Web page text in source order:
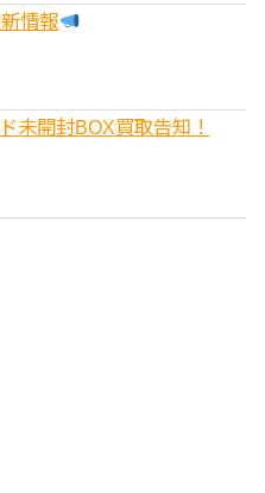
情報
開封BOX買取告知！